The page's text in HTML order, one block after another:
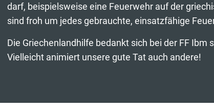
darf, beispielsweise eine Feuerwehr auf der
sind froh um jedes gebrauchte, einsatzfähige
Die Griechenlandhilfe bedankt sich bei der FF Ibm
Vielleicht animiert unsere gute Tat auch andere!